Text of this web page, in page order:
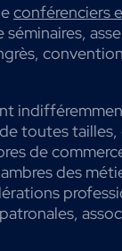
conférenciers
séminaires,
toutes
de
des